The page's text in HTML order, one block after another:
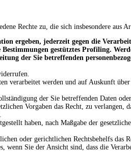
Rechte zu, die sich insbesondere aus
ergeben, jederzeit gegen die
gestütztes Profiling.
der Sie betreffenden
verarbeitet werden und auf Auskunft
der Sie betreffenden Daten
Vorgaben das Recht, zu
haben, nach Maßgabe der
oder gerichtlichen Rechtsbehelfs
Sie der Ansicht sind, dass die